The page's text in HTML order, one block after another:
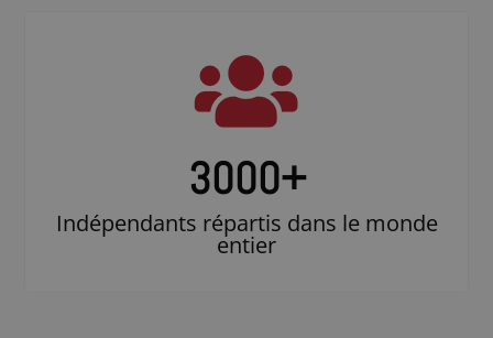
3000+
Indépendants répartis dans le monde
entier